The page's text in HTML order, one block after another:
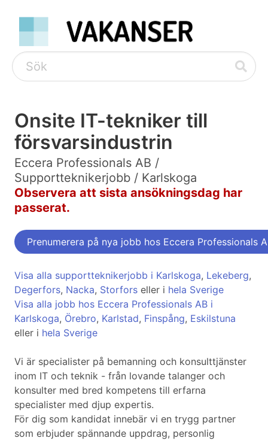
Onsite IT-tekniker till
försvarsindustrin
Eccera Professionals AB /
Supportteknikerjobb / Karlskoga
Observera att sista ansökningsdag har
passerat.
Prenumerera på nya jobb hos Eccera Professionals
Visa alla supportteknikerjobb i Karlskoga, Lekeberg,
Degerfors, Nacka, Storfors eller i hela Sverige
Visa alla jobb hos Eccera Professionals AB i
Karlskoga, Örebro, Karlstad, Finspång, Eskilstuna
eller i hela Sverige
Vi är specialister på bemanning och konsulttjänster
inom IT och teknik - från lovande talanger och
konsulter med bred kompetens till erfarna
specialister med djup expertis.
För dig som kandidat innebär vi en trygg partner
som erbjuder spännande uppdrag, personlig